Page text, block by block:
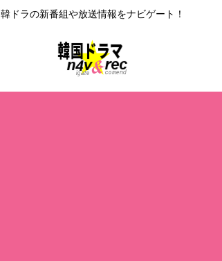
韓ドラの新番組や放送情報をナビゲート！